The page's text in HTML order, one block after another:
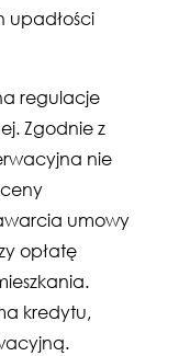
upadłości
regulacje
Zgodnie z
nie
umowy
opłatę
kredytu,